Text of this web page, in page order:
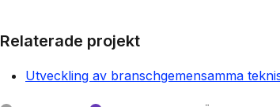
Relaterade projekt
Utveckling av branschgemensamma